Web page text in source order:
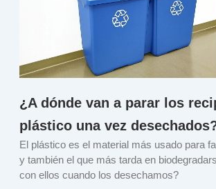
¿A dónde van a parar los
plástico una vez
El plástico es el material más usado para
y también el que más tarda en
con ellos cuando los desechamos?